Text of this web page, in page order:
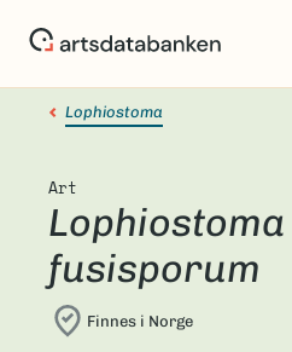
Lophiostoma
Art
Lophiostoma
fusisporum
Finnes i Norge